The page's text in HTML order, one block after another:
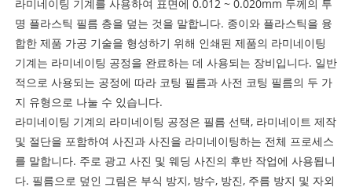
라미네이팅 기계를 사용하여 표면에 0.012 ~ 0.020mm 두께의 투
명 플라스틱 필름 층을 덮는 것을 말합니다. 종이와 플라스틱을 융
합한 제품 가공 기술을 형성하기 위해 인쇄된 제품의 라미네이팅
기계는 라미네이팅 공정을 완료하는 데 사용되는 장비입니다. 일반
적으로 사용되는 공정에 따라 코팅 필름과 사전 코팅 필름의 두 가
지 유형으로 나눌 수 있습니다.
라미네이팅 기계의 라미네이팅 공정은 필름 선택, 라미네이트 제작
및 절단을 포함하여 사진과 사진을 라미네이팅하는 전체 프로세스
를 말합니다. 주로 광고 사진 및 웨딩 사진의 후반 작업에 사용됩니
다. 필름으로 덮인 그림은 부식 방지, 방수, 방진, 주름 방지 및 자외